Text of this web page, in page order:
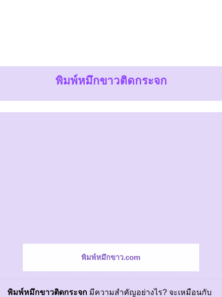
พิมพ์หมึกขาวติดกระจก
พิมพ์หมึกขาว.com
พิมพ์หมึกขาวติดกระจก มีความสำคัญอย่างไร? จะเหมือนกับ